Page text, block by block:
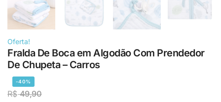
Oferta!
Fralda De Boca em Algodão Com Prendedor
De Chupeta – Carros
-40%
R$49,90